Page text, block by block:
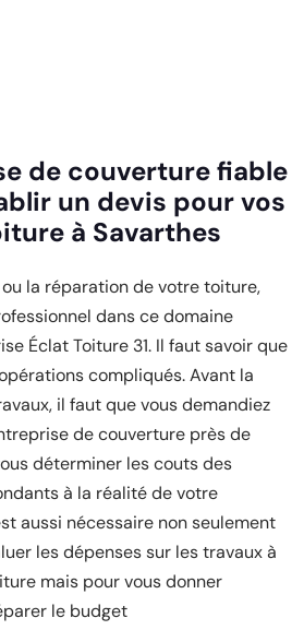
de couverture fiable
un devis pour vos
à Savarthes
la réparation de votre toiture,
dans ce domaine
Éclat Toiture 31. Il faut savoir que
compliqués. Avant la
il faut que vous demandiez
de couverture près de
déterminer les couts des
à la réalité de votre
aussi nécessaire non seulement
les dépenses sur les travaux à
mais pour vous donner
le budget